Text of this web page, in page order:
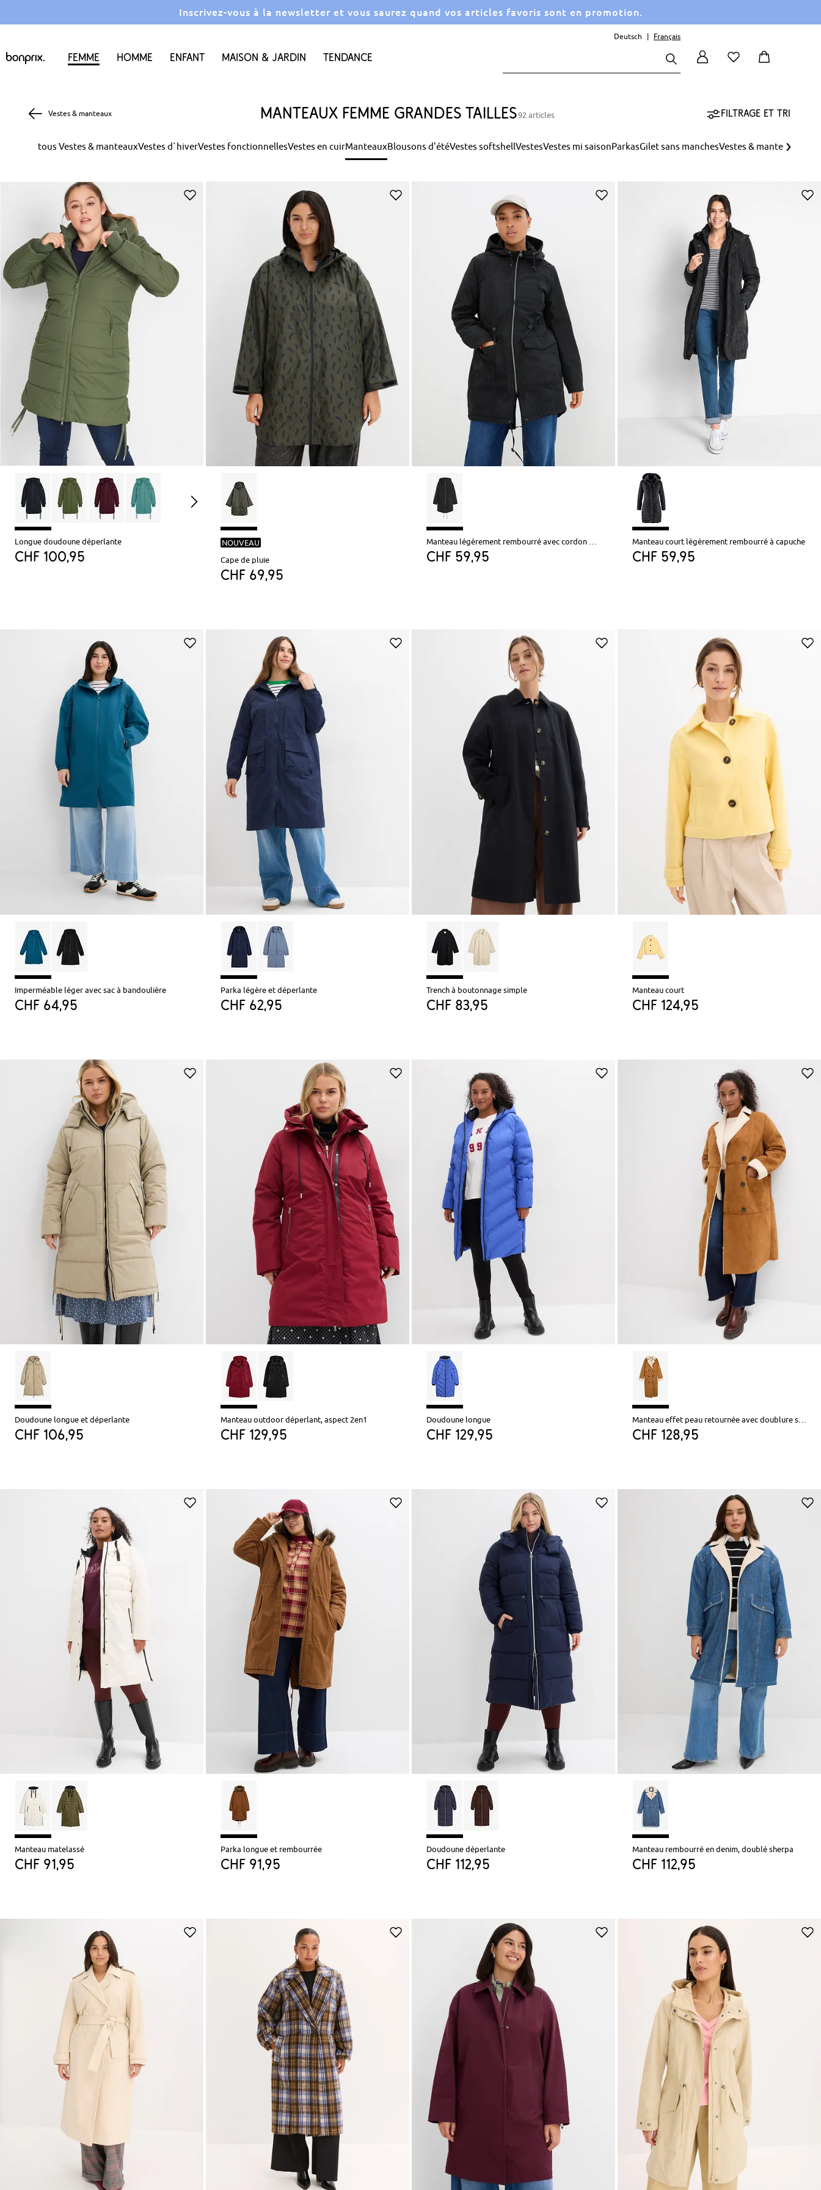
Inscrivez-vous à la newsletter et vous saurez quand vos articles favoris sont en promotion.
Femme Homme Enfant Maison & Jardin Tendance
Deutsch Français
Vestes & manteaux Manteaux femme grandes tailles92 articles Filtrage et tri
tous Vestes & manteauxVestes d`hiverVestes fonctionnellesVestes en cuirManteauxBlousons d'étéVestes softshellVestesVestes mi saisonParkasGilet sans manchesVestes & manteaux
›
Longue doudoune déperlante
CHF 100,95
NOUVEAU
Cape de pluie
CHF 69,95
Manteau légèrement rembourré avec cordon de serrage
CHF 59,95
Manteau court légèrement rembourré à capuche
CHF 59,95
Imperméable léger avec sac à bandoulière
CHF 64,95
Parka légère et déperlante
CHF 62,95
Trench à boutonnage simple
CHF 83,95
Manteau court
CHF 124,95
Doudoune longue et déperlante
CHF 106,95
Manteau outdoor déperlant, aspect 2en1
CHF 129,95
Doudoune longue
CHF 129,95 CHF 128,95
Manteau matelassé
CHF 91,95
Parka longue et rembourrée
CHF 91,95
Doudoune déperlante
CHF 112,95
Manteau rembourré en denim, doublé sherpa
CHF 112,95